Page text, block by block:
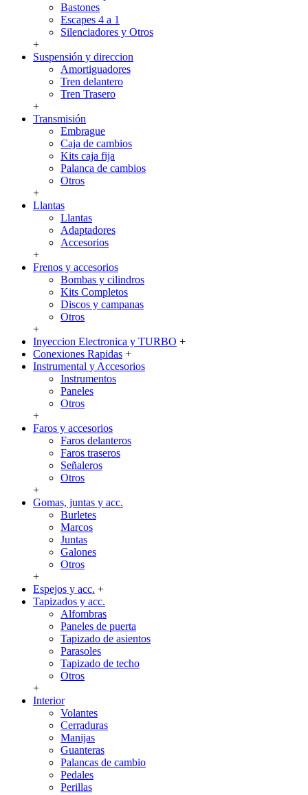
Bastones
Escapes 4 a 1
Silenciadores y Otros
+
Suspensión y direccion
Amortiguadores
Tren delantero
Tren Trasero
+
Transmisión
Embrague
Caja de cambios
Kits caja fija
Palanca de cambios
Otros
+
Llantas
Llantas
Adaptadores
Accesorios
+
Frenos y accesorios
Bombas y cilindros
Kits Completos
Discos y campanas
Otros
+
Inyeccion Electronica y TURBO +
Conexiones Rapidas +
Instrumental y Accesorios
Instrumentos
Paneles
Otros
+
Faros y accesorios
Faros delanteros
Faros traseros
Señaleros
Otros
+
Gomas, juntas y acc.
Burletes
Marcos
Juntas
Galones
Otros
+
Espejos y acc. +
Tapizados y acc.
Alfombras
Paneles de puerta
Tapizado de asientos
Parasoles
Tapizado de techo
Otros
+
Interior
Volantes
Cerraduras
Manijas
Guanteras
Palancas de cambio
Pedales
Perillas